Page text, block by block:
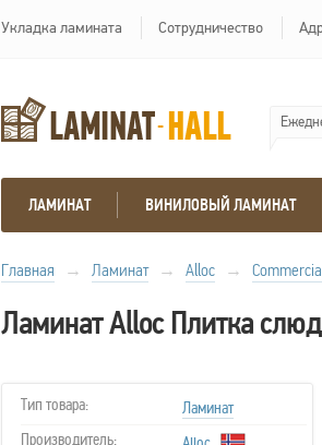
Укладка ламината Сотрудничество
ЛАМИНАТ ВИНИЛОВЫЙ ЛАМИНАТ
Главная → Ламинат → Alloc →
Ламинат Alloc Плитка
Тип товара:
Ламинат
Производитель: